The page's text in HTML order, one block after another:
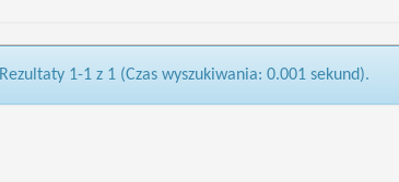
Rezultaty 1-1 z 1 (Czas wyszukiwania: 0.001 sekund).